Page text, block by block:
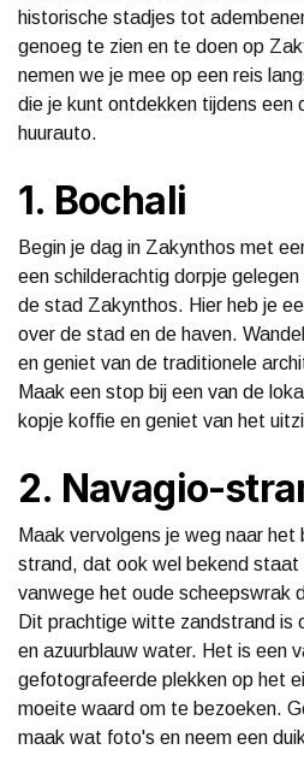
historische stadjes tot
genoeg te zien en te doen op
nemen we je mee op een reis
die je kunt ontdekken tijdens een
huurauto.
1. Bochali
Begin je dag in Zakynthos met
een schilderachtig dorpje
de stad Zakynthos. Hier heb je
over de stad en de haven.
en geniet van de traditionele
Maak een stop bij een van de
kopje koffie en geniet van het
2. Navagio-
Maak vervolgens je weg naar
strand, dat ook wel bekend staat
vanwege het oude scheepswrak
Dit prachtige witte zandstrand is
en azuurblauw water. Het is een
gefotografeerde plekken op het
moeite waard om te bezoeken.
maak wat foto's en neem een